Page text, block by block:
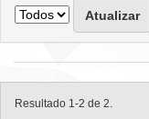
Resultado 1-2 de 2.